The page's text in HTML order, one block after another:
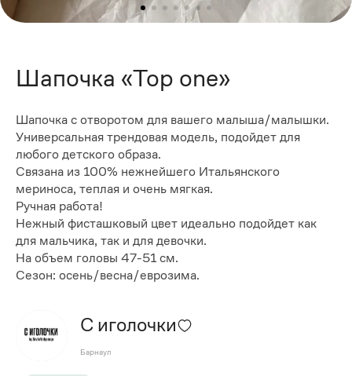
Шапочка «Top one»
Шапочка с отворотом для вашего малыша/малышки.
Универсальная трендовая модель, подойдет для
любого детского образа.
Связана из 100% нежнейшего Итальянского
мериноса, теплая и очень мягкая.
Ручная работа!
Нежный фисташковый цвет идеально подойдет как
для мальчика, так и для девочки.
На объем головы 47-51 см.
Сезон: осень/весна/еврозима.
С иголочки
Барнаул